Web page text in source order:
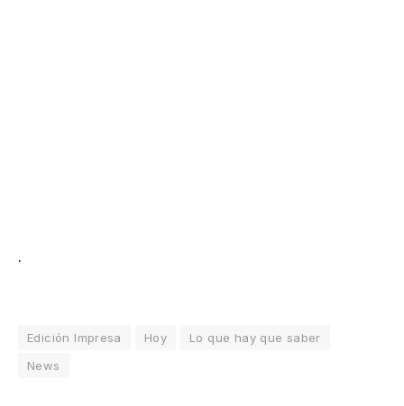
.
Edición Impresa Hoy
Lo que hay que saber
News